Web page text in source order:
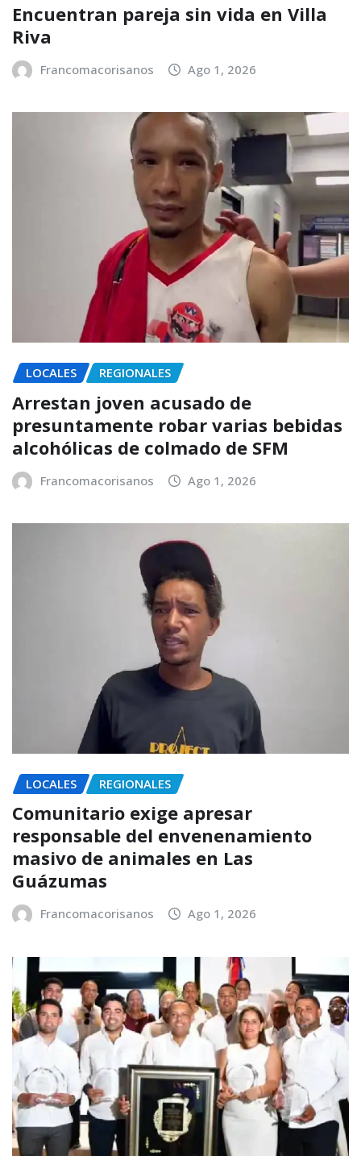
Encuentran pareja sin vida en Villa
Riva
Francomacorisanos Ago 1, 2026
LOCALES REGIONALES
Arrestan joven acusado de
presuntamente robar varias bebidas
alcohólicas de colmado de SFM
Francomacorisanos Ago 1, 2026
LOCALES REGIONALES
Comunitario exige apresar
responsable del envenenamiento
masivo de animales en Las
Guázumas
Francomacorisanos Ago 1, 2026